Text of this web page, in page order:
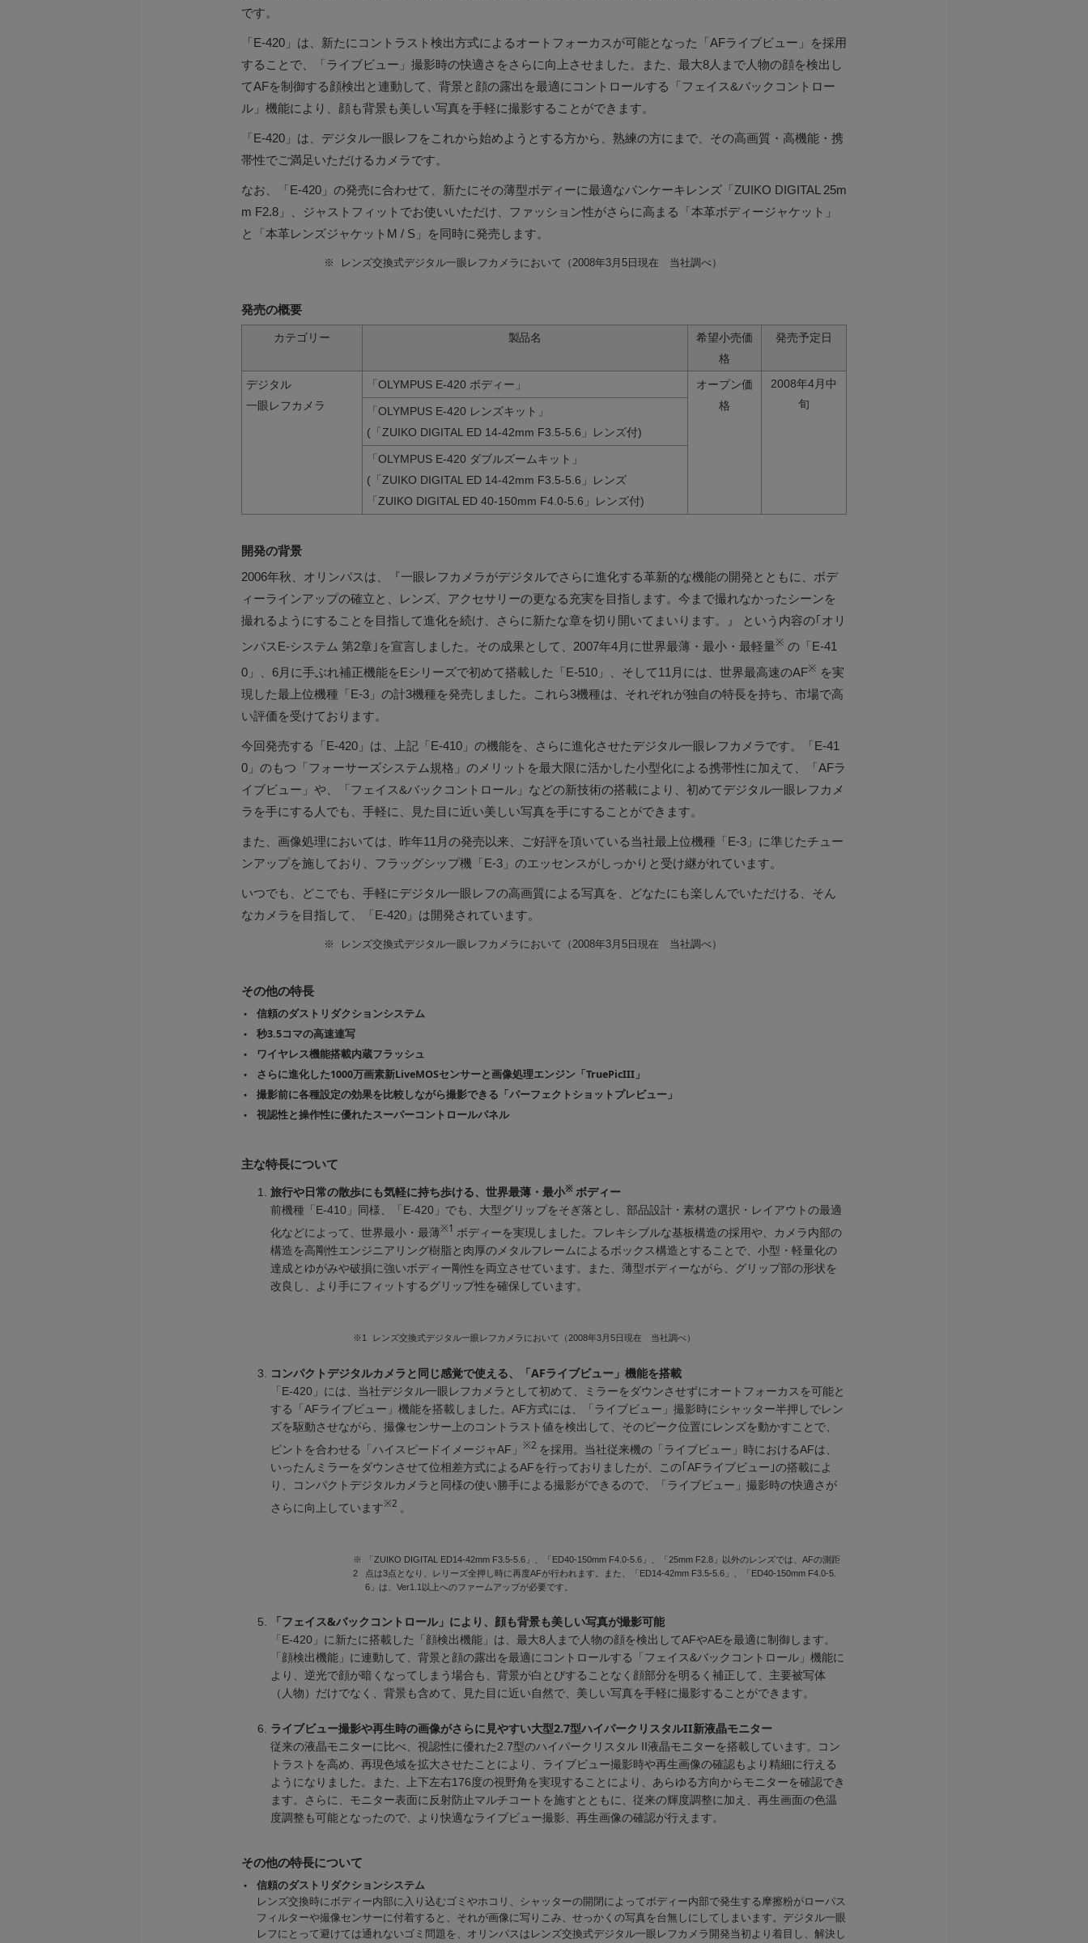
です。
「E-420」は、新たにコントラスト検出方式によるオートフォーカスが可能となった「AFライブビュー」を採用
することで、「ライブビュー」撮影時の快適さをさらに向上させました。また、最大8人まで人物の顔を検出し
てAFを制御する顔検出と連動して、背景と顔の露出を最適にコントロールする「フェイス&バックコントロー
ル」機能により、顔も背景も美しい写真を手軽に撮影することができます。
「E-420」は、デジタル一眼レフをこれから始めようとする方から、熟練の方にまで、その高画質・高機能・携
帯性でご満足いただけるカメラです。
なお、「E-420」の発売に合わせて、新たにその薄型ボディーに最適なパンケーキレンズ「ZUIKO DIGITAL 25m
m F2.8」、ジャストフィットでお使いいただけ、ファッション性がさらに高まる「本革ボディージャケット」
と「本革レンズジャケットM / S」を同時に発売します。
※ レンズ交換式デジタル一眼レフカメラにおいて（2008年3月5日現在 当社調べ）
発売の概要
カテゴリー 製品名
希望小売価
格
発売予定日
デジタル
一眼レフカメラ
「OLYMPUS E-420 ボディー」
オープン価
格
2008年4月中
旬
「OLYMPUS E-420 レンズキット」
(「ZUIKO DIGITAL ED 14-42mm F3.5-5.6」レンズ付)
「OLYMPUS E-420 ダブルズームキット」
(「ZUIKO DIGITAL ED 14-42mm F3.5-5.6」レンズ
「ZUIKO DIGITAL ED 40-150mm F4.0-5.6」レンズ付)
開発の背景
2006年秋、オリンパスは、『一眼レフカメラがデジタルでさらに進化する革新的な機能の開発とともに、ボデ
ィーラインアップの確立と、レンズ、アクセサリーの更なる充実を目指します。今まで撮れなかったシーンを
撮れるようにすることを目指して進化を続け、さらに新たな章を切り開いてまいります。』 という内容の｢オリ
ンパスE-システム 第2章｣を宣言しました。その成果として、2007年4月に世界最薄・最小・最軽量※ の「E-41
0」、6月に手ぶれ補正機能をEシリーズで初めて搭載した「E-510」、そして11月には、世界最高速のAF※ を実
現した最上位機種「E-3」の計3機種を発売しました。これら3機種は、それぞれが独自の特長を持ち、市場で高
い評価を受けております。
今回発売する「E-420」は、上記「E-410」の機能を、さらに進化させたデジタル一眼レフカメラです。「E-41
0」のもつ「フォーサーズシステム規格」のメリットを最大限に活かした小型化による携帯性に加えて、「AFラ
イブビュー」や、「フェイス&バックコントロール」などの新技術の搭載により、初めてデジタル一眼レフカメ
ラを手にする人でも、手軽に、見た目に近い美しい写真を手にすることができます。
また、画像処理においては、昨年11月の発売以来、ご好評を頂いている当社最上位機種「E-3」に準じたチュー
ンアップを施しており、フラッグシップ機「E-3」のエッセンスがしっかりと受け継がれています。
いつでも、どこでも、手軽にデジタル一眼レフの高画質による写真を、どなたにも楽しんでいただける、そん
なカメラを目指して、「E-420」は開発されています。
※ レンズ交換式デジタル一眼レフカメラにおいて（2008年3月5日現在 当社調べ）
その他の特長
信頼のダストリダクションシステム
秒3.5コマの高速連写
ワイヤレス機能搭載内蔵フラッシュ
さらに進化した1000万画素新LiveMOSセンサーと画像処理エンジン「TruePicIII」
撮影前に各種設定の効果を比較しながら撮影できる「パーフェクトショットプレビュー」
視認性と操作性に優れたスーパーコントロールパネル
主な特長について
旅行や日常の散歩にも気軽に持ち歩ける、世界最薄・最小※ ボディー
前機種「E-410」同様、「E-420」でも、大型グリップをそぎ落とし、部品設計・素材の選択・レイアウトの最適
化などによって、世界最小・最薄※1 ボディーを実現しました。フレキシブルな基板構造の採用や、カメラ内部の
構造を高剛性エンジニアリング樹脂と肉厚のメタルフレームによるボックス構造とすることで、小型・軽量化の
達成とゆがみや破損に強いボディー剛性を両立させています。また、薄型ボディーながら、グリップ部の形状を
改良し、より手にフィットするグリップ性を確保しています。
※1 レンズ交換式デジタル一眼レフカメラにおいて（2008年3月5日現在 当社調べ）
コンパクトデジタルカメラと同じ感覚で使える、「AFライブビュー」機能を搭載
「E-420」には、当社デジタル一眼レフカメラとして初めて、ミラーをダウンさせずにオートフォーカスを可能と
する「AFライブビュー」機能を搭載しました。AF方式には、「ライブビュー」撮影時にシャッター半押しでレン
ズを駆動させながら、撮像センサー上のコントラスト値を検出して、そのピーク位置にレンズを動かすことで、
ピントを合わせる「ハイスピードイメージャAF」 ※2 を採用。当社従来機の「ライブビュー」時におけるAFは、
いったんミラーをダウンさせて位相差方式によるAFを行っておりましたが、この｢AFライブビュー｣の搭載によ
り、コンパクトデジタルカメラと同様の使い勝手による撮影ができるので、「ライブビュー」撮影時の快適さが
さらに向上しています※2 。
※
2
「ZUIKO DIGITAL ED14-42mm F3.5-5.6」、「ED40-150mm F4.0-5.6」、「25mm F2.8」以外のレンズでは、AFの測距
点は3点となり、レリーズ全押し時に再度AFが行われます。また、「ED14-42mm F3.5-5.6」、「ED40-150mm F4.0-5.
6」は、Ver1.1以上へのファームアップが必要です。
「フェイス&バックコントロール」により、顔も背景も美しい写真が撮影可能
「E-420」に新たに搭載した「顔検出機能」は、最大8人まで人物の顔を検出してAFやAEを最適に制御します。
「顔検出機能」に連動して、背景と顔の露出を最適にコントロールする「フェイス&バックコントロール」機能に
より、逆光で顔が暗くなってしまう場合も、背景が白とびすることなく顔部分を明るく補正して、主要被写体
（人物）だけでなく、背景も含めて、見た目に近い自然で、美しい写真を手軽に撮影することができます。
ライブビュー撮影や再生時の画像がさらに見やすい大型2.7型ハイパークリスタルII新液晶モニター
従来の液晶モニターに比べ、視認性に優れた2.7型のハイパークリスタル II液晶モニターを搭載しています。コン
トラストを高め、再現色域を拡大させたことにより、ライブビュー撮影時や再生画像の確認もより精細に行える
ようになりました。また、上下左右176度の視野角を実現することにより、あらゆる方向からモニターを確認でき
ます。さらに、モニター表面に反射防止マルチコートを施すとともに、従来の輝度調整に加え、再生画面の色温
度調整も可能となったので、より快適なライブビュー撮影、再生画像の確認が行えます。
その他の特長について
信頼のダストリダクションシステム
レンズ交換時にボディー内部に入り込むゴミやホコリ、シャッターの開閉によってボディー内部で発生する摩擦粉がローパス
フィルターや撮像センサーに付着すると、それが画像に写りこみ、せっかくの写真を台無しにしてしまいます。デジタル一眼
レフにとって避けては通れないゴミ問題を、オリンパスはレンズ交換式デジタル一眼レフカメラ開発当初より着目し、解決し